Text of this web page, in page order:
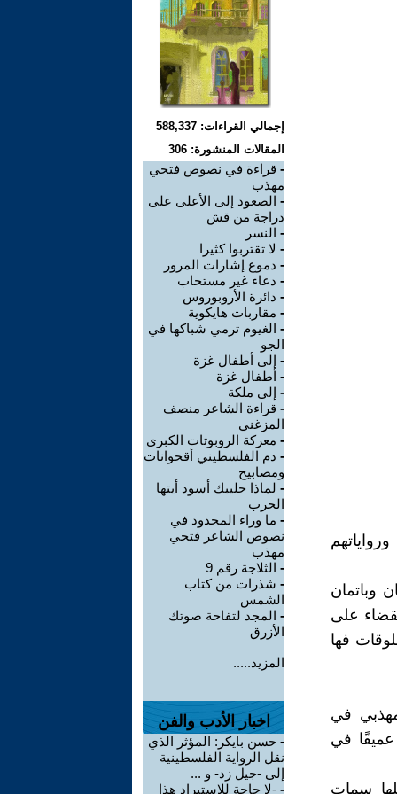
وباتمان
على
فها
في
عميقًا في
سمات
إجمالي القراءات: 588,337
المقالات المنشورة: 306
- قراءة في نصوص فتحي
مهذب
- الصعود إلى الأعلى على
دراجة من قش
- النسر
- لا تقتربوا كثيرا
- دموع إشارات المرور
- دعاء غير مستحاب
- دائرة الأروبوروس
- مقاربات هايكوية
- الغيوم ترمي شباكها في
الجو
- إلى أطفال غزة
- أطفال غزة
- إلى ملكة
- قراءة الشاعر منصف
المزغني
- معركة الروبوتات الكبرى
- دم الفلسطيني أقحوانات
ومصابيح
- لماذا حليبك أسود أيتها
الحرب
- ما وراء المحدود في
نصوص الشاعر فتحي
مهذب
- الثلاجة رقم 9
- شذرات من كتاب
الشمس
- المجد لتفاحة صوتك
الأزرق
المزيد.....
اخبار الأدب والفن
- حسن بايكر: المؤثر الذي
نقل الرواية الفلسطينية
إلى -جيل زد- و ...
- -لا حاجة للاستيراد هذا